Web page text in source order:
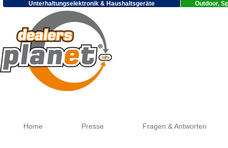
Unterhaltungselektronik & Haushaltsgeräte Outdoor,
Home Presse Fragen & Antworten